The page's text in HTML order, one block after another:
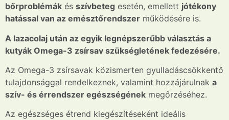
bőrproblémák és szívbeteg esetén, emellett jótékony
hatással van az emésztőrendszer működésére is.
A lazacolaj után az egyik legnépszerűbb választás a
kutyák Omega-3 zsírsav szükségletének fedezésére.
Az Omega-3 zsírsavak közismerten gyulladáscsökkentő
tulajdonsággal rendelkeznek, valamint hozzájárulnak a
szív- és érrendszer egészségének megőrzéséhez.
Az egészséges étrend kiegészítéseként ideális